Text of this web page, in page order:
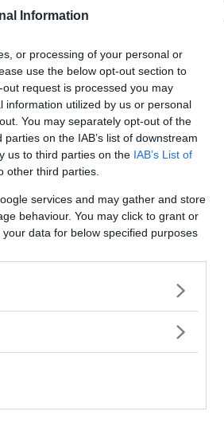
Information
or processing of your personal or
use the below opt-out section to
request is processed you may
utilized by us or personal
You may separately opt-out of the
on the IAB’s list of downstream
us to third parties on the IAB’s List of
other third parties.
services and may gather and store
behaviour. You may click to grant or
data for below specified purposes